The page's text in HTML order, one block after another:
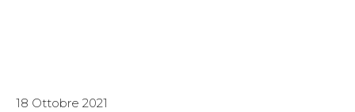
18 Ottobre 2021